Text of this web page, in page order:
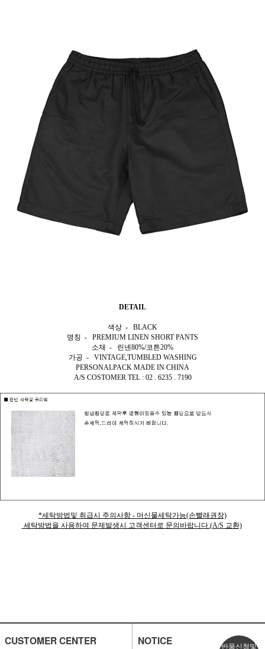
DETAIL
색상 - BLACK
명칭 - PREMIUM LINEN SHORT PANTS
소재 - 린넨80%/코튼20%
가공 - VINTAGE,TUMBLED WASHING
PERSONALPACK MADE IN CHINA
A/S COSTOMER TEL : 02 . 6235 . 7190
*세탁방법및 취급시 주의사항 - 머신물세탁가능(손빨래권장)
세탁방법을 사용하여 문제발생시 고객센터로 문의바랍니다.(A/S 교환)
CUSTOMER CENTER NOTICE 반품신청및